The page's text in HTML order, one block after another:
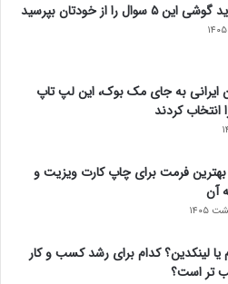
۵ سوال را از خودتان بپرسید
ایرانی به جای مک بوک، این لپ تاپ
کردند
بهترین فرمت برای چاپ کارت ویزیت و
آن
یا لینکدین؟ کدام برای رشد کسب و کار
تر است؟